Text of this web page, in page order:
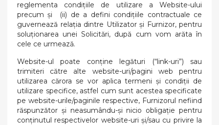
reglementa condițiile de utilizare a Website-ului
precum și (ii) de a defini condițiile contractuale ce
guvernează relația dintre Utilizator și Furnizor, pentru
soluționarea unei Solicitări, după cum vom arăta în
cele ce urmează.
Website-ul poate conține legături (“link-uri”) sau
trimiteri către alte website-uri/pagini web pentru
utilizarea cărora se vor aplica termeni și condiții de
utilizare specifice, astfel cum sunt acestea specificate
pe website-urile/paginile respective, Furnizorul nefiind
răspunzător și neasumându-și nicio obligație pentru
conținutul respectivelor website-uri și/sau cu privire la